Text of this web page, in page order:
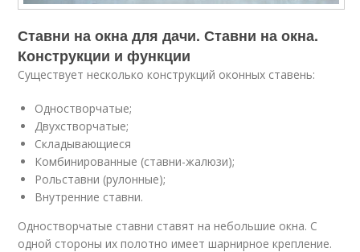
Ставни на окна для дачи. Ставни на окна.
Конструкции и функции
Существует несколько конструкций оконных ставень:
Одностворчатые;
Двухстворчатые;
Складывающиеся
Комбинированные (ставни-жалюзи);
Рольставни (рулонные);
Внутренние ставни.
Одностворчатые ставни ставят на небольшие окна. С
одной стороны их полотно имеет шарнирное крепление.